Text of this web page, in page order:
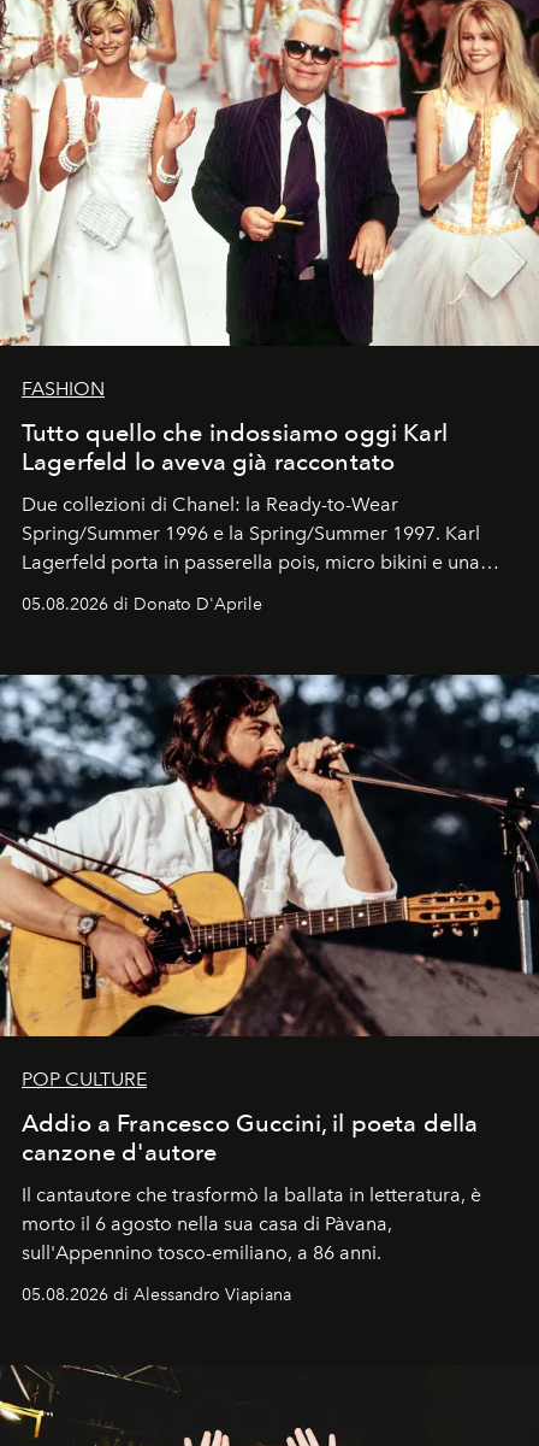
FASHION
Tutto quello che indossiamo oggi Karl
Lagerfeld lo aveva già raccontato
Due collezioni di Chanel: la Ready-to-Wear
Spring/Summer 1996 e la Spring/Summer 1997. Karl
Lagerfeld porta in passerella pois, micro bikini e una
Kate, Claudia e Carla una dietro l'altra. Trent'anni dopo,
uno dei documenti più contemporanei che abbiamo.
05.08.2026 di Donato D'Aprile
POP CULTURE
Addio a Francesco Guccini, il poeta della
canzone d'autore
Il cantautore che trasformò la ballata in letteratura, è
morto il 6 agosto nella sua casa di Pàvana,
sull'Appennino tosco-emiliano, a 86 anni.
05.08.2026 di Alessandro Viapiana